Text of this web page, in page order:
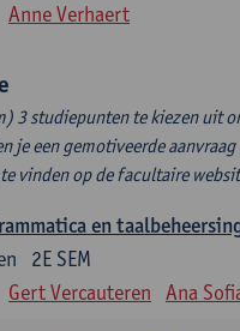
Anne Verhaert
3 studiepunten te kiezen uit
je een gemotiveerde
vinden op de facultaire
en
2E SEM
Gert Vercauteren Ana